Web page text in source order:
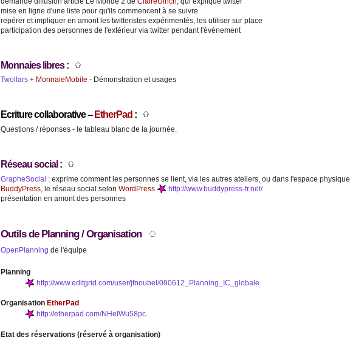
mise en ligne d'une liste pour qu'ils commencent à se suivre
repérer et impliquer en amont les twitteristes expérimentés, les utiliser sur place
participation des personnes de l'extérieur via twitter pendant l'événement
Monnaies libres :
Twollars + MonnaieMobile - Démonstration et usages
Ecriture collaborative -- EtherPad :
Questions / réponses - le tableau blanc de la journée.
Réseau social :
GrapheSocial : exprime comment les personnes se lient, via les autres ateliers, ou dans l'espace physique
BuddyPress , le réseau social selon WordPress
http://www.buddypress-fr.net/
présentation en amont des personnes
Outils de Planning / Organisation
OpenPlanning de l'équipe
Planning
http://www.editgrid.com/user/jfnoubel/090612_Planning_IC_globale
Organisation EtherPad
http://etherpad.com/NHeIWu58pc
Etat des réservations (réservé à organisation)